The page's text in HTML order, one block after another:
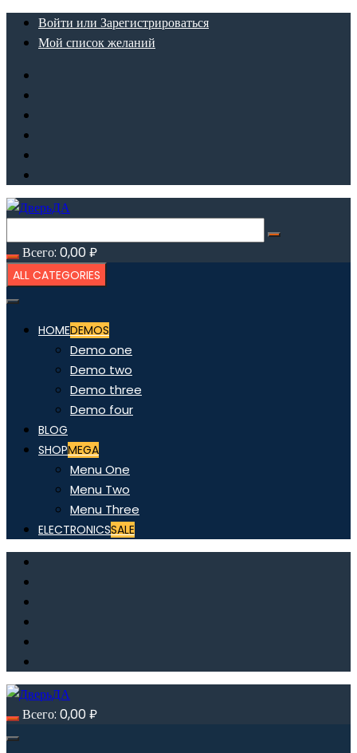
ПерейтиВойти или Зарегистрироваться
Мой список желаний
Всего: 0,00₽
ALL CATEGORIES
HOMEDEMOS
Demo one
Demo two
Demo three
Demo four
BLOG
SHOPMEGA
Menu One
Menu Two
Menu Three
ELECTRONICSSALE
Всего: 0,00₽